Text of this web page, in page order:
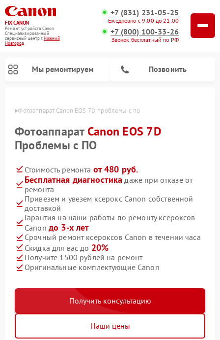
FIX-CANON
Ремонт устройств Canon
Специализированный
cервисный центр г.Нижний
Новгород
+7 (831) 231-05-25
Ежедневно с 9:00 до 21:00
+7 (800) 100-33-26
Звонок бесплатный по РФ
Мы ремонтируем Позвонить
Фотоаппарат Canon EOS 7D проблемы с по
Фотоаппарат Canon EOS 7D
Проблемы с ПО
Стоимость ремонта от 480 руб.
Бесплатная диагностика даже при отказе от
ремонта
Привезем и увезем ксерокс Canon собственной
доставкой
Гарантия на наши работы по ремонту ксероксов
Canon до 3-х лет
Срочный ремонт ксероксов Canon в течении часа
Скидка для вас до 20%
Получите 1500 рублей на ремонт
Оригинальные комплектующие Canon
Получить консультацию
Наши цены